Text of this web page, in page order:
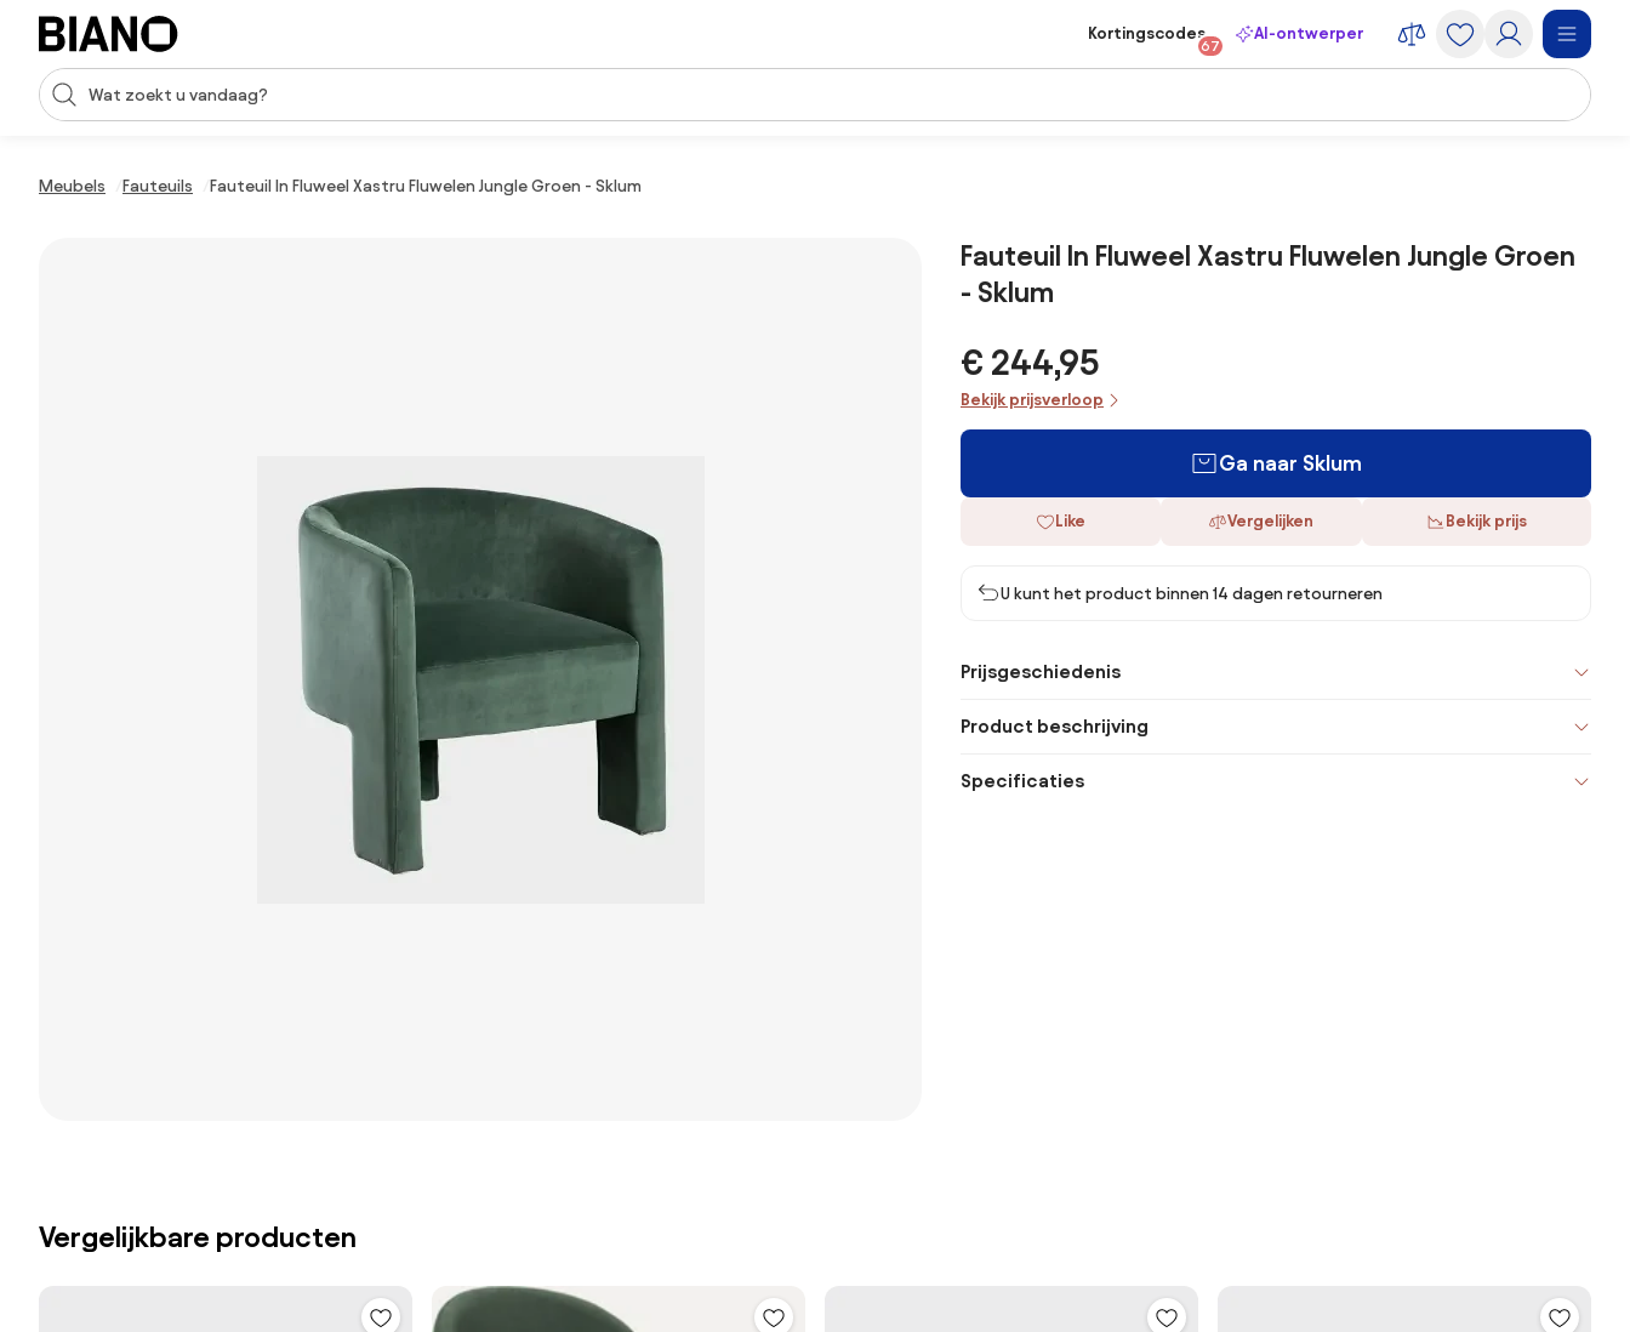
Navigatie overslaan, naar inhoud springen
Zoekopdracht invoeren
Kortingscodes
67
AI-ontwerper
Meubels Fauteuils Fauteuil In Fluweel Xastru Fluwelen Jungle Groen - Sklum
Fauteuil In Fluweel Xastru Fluwelen Jungle Groen
- Sklum
€ 244,95
Bekijk prijsverloop
Ga naar Sklum
Like Vergelijken Bekijk prijs
U kunt het product binnen 14 dagen retourneren
Prijsgeschiedenis
Product beschrijving
Specificaties
Vergelijkbare producten